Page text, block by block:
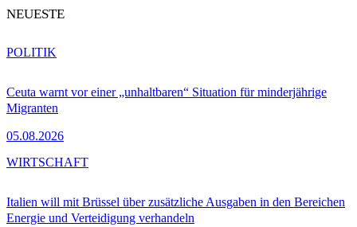
NEUESTE
Ceuta warnt vor einer „unhaltbaren“ Situation für minderjährige
Migranten
05.08.2026
POLITIK
Italien will mit Brüssel über zusätzliche Ausgaben in den Bereichen
Energie und Verteidigung verhandeln
WIRTSCHAFT